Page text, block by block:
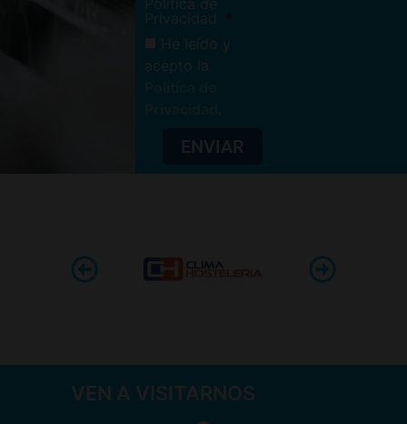
Privacidad
He leído y
acepto la
ENVIAR
VEN A VISITARNOS